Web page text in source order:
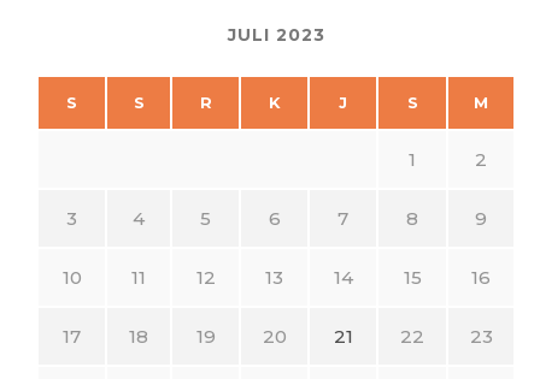
JULI 2023
S S R K J S M
1 2
3 4 5 6 7 8 9
10 11 12 13 14 15 16
17 18 19 20 21 22 23